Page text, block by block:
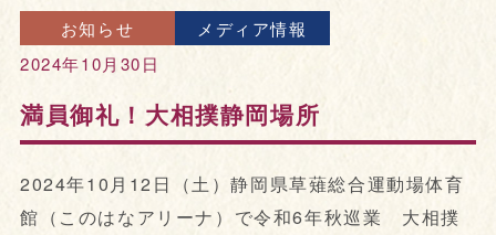
お知らせ
メディア情報
2024年10月30日
満員御礼！大相撲静岡場所
2024年10月12日（土）静岡県草薙総合運動場体育
館（このはなアリーナ）で令和6年秋巡業 大相撲